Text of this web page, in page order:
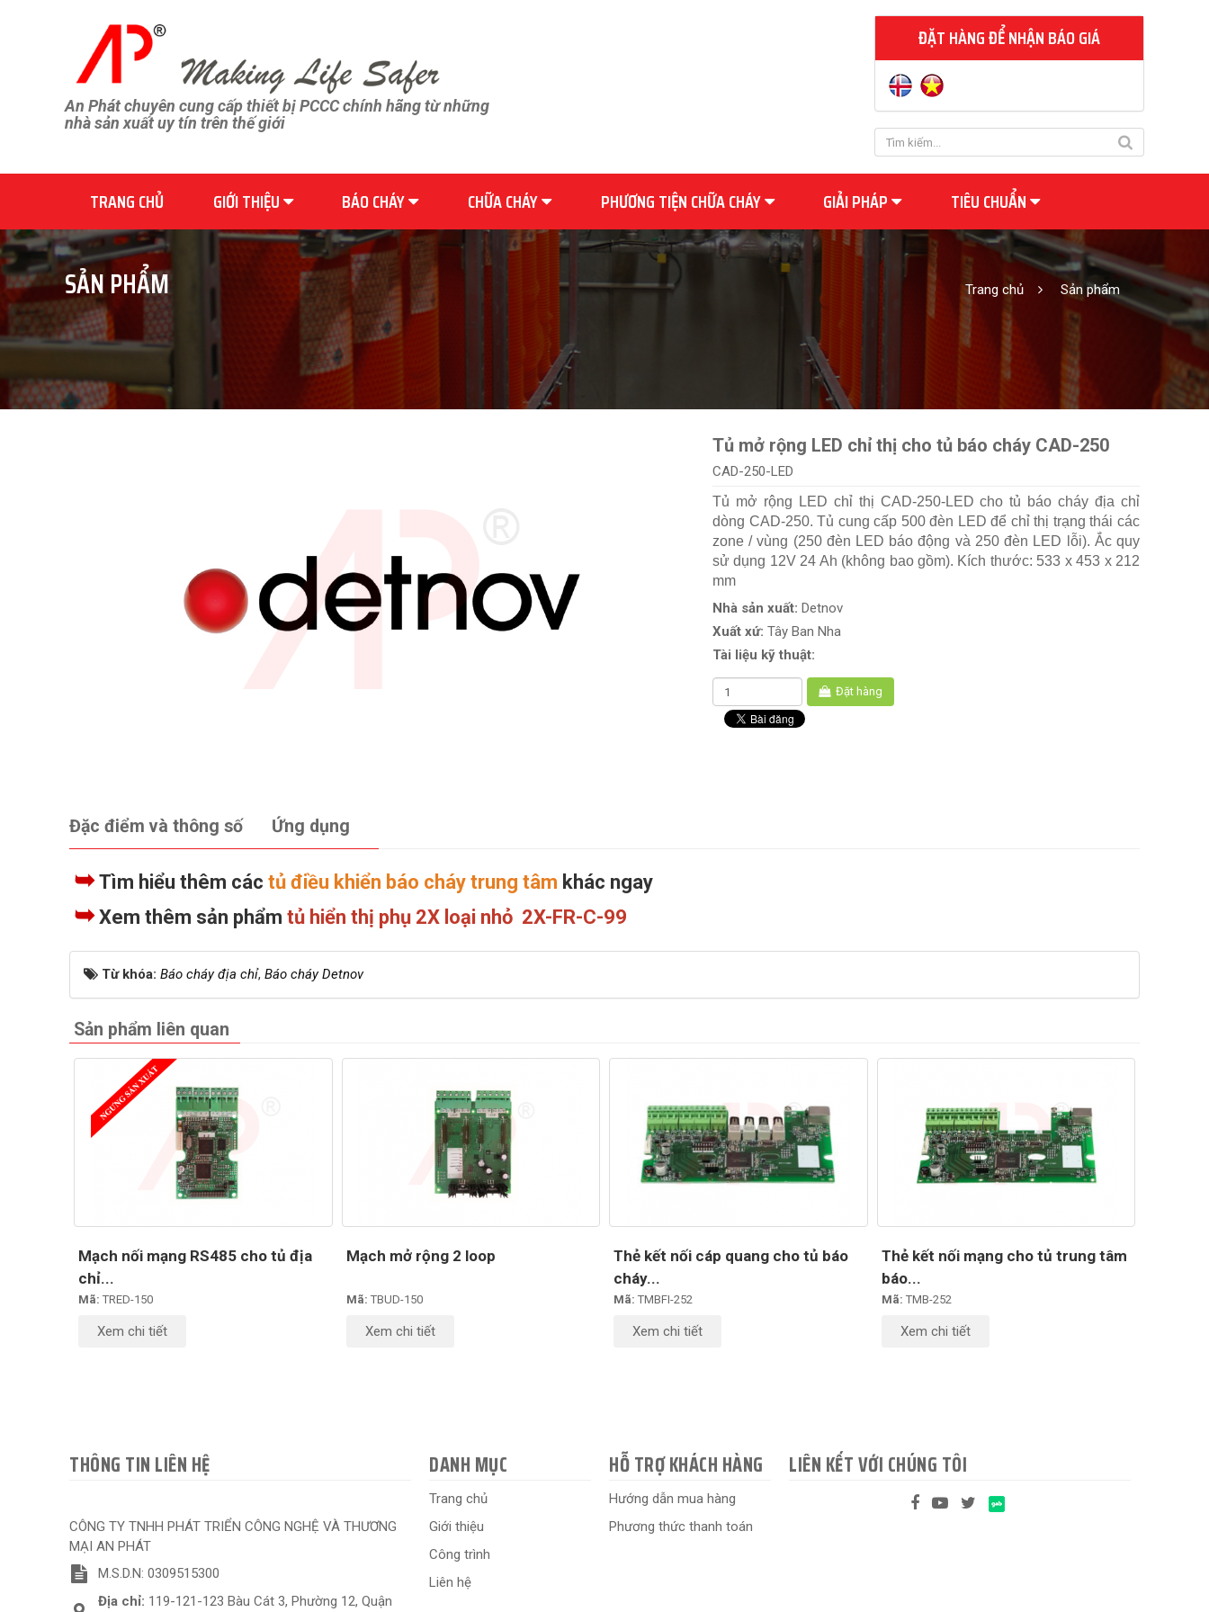
An Phát chuyên cung cấp thiết bị PCCC chính hãng từ những
nhà sản xuất uy tín trên thế giới
ĐẶT HÀNG ĐỂ NHẬN BÁO GIÁ
TRANG CHỦ GIỚI THIỆU BÁO CHÁY CHỮA CHÁY PHƯƠNG TIỆN CHỮA CHÁY GIẢI PHÁP TIÊU CHUẨN
SẢN PHẨM Trang chủ Sản phẩm
Tủ mở rộng LED chỉ thị cho tủ báo cháy CAD-250
CAD-250-LED
Tủ mở rộng LED chỉ thị CAD-250-LED cho tủ báo cháy địa chỉ
dòng CAD-250. Tủ cung cấp 500 đèn LED để chỉ thị trạng thái các
zone / vùng (250 đèn LED báo động và 250 đèn LED lỗi). Ắc quy
sử dụng 12V 24 Ah (không bao gồm). Kích thước: 533 x 453 x 212
mm
Nhà sản xuất: Detnov
Xuất xứ: Tây Ban Nha
Tài liệu kỹ thuật:
Đặt hàng
Đặc điểm và thông số Ứng dụng
➥Tìm hiểu thêm các tủ điều khiển báo cháy trung tâm khác ngay
➥Xem thêm sản phẩm tủ hiển thị phụ 2X loại nhỏ 2X-FR-C-99
Từ khóa: Báo cháy địa chỉ, Báo cháy Detnov
Sản phẩm liên quan
Mạch nối mạng RS485 cho tủ địa
chỉ...
Mã: TRED-150
Xem chi tiết
Mạch mở rộng 2 loop
Mã: TBUD-150
Xem chi tiết
Thẻ kết nối cáp quang cho tủ báo
cháy...
Mã: TMBFI-252
Xem chi tiết
Thẻ kết nối mạng cho tủ trung tâm
báo...
Mã: TMB-252
Xem chi tiết
THÔNG TIN LIÊN HỆ
CÔNG TY TNHH PHÁT TRIỂN CÔNG NGHỆ VÀ THƯƠNG
MẠI AN PHÁT
M.S.D.N: 0309515300
Địa chỉ: 119-121-123 Bàu Cát 3, Phường 12, Quận
DANH MỤC
Trang chủ
Giới thiệu
Công trình
Liên hệ
HỖ TRỢ KHÁCH HÀNG
Hướng dẫn mua hàng
Phương thức thanh toán
LIÊN KẾT VỚI CHÚNG TÔI